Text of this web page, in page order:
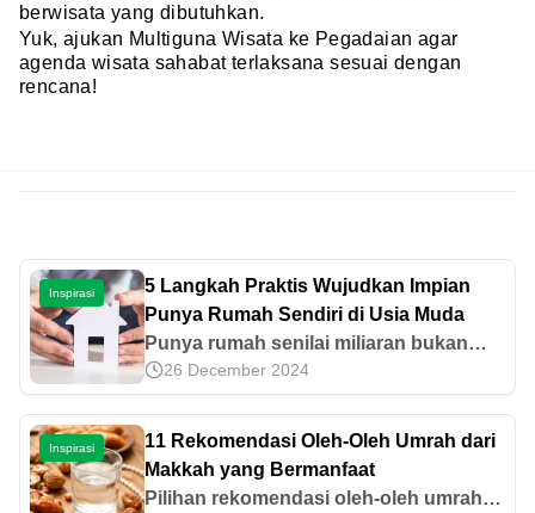
berwisata yang dibutuhkan.
Yuk, ajukan Multiguna Wisata ke Pegadaian agar
agenda wisata sahabat terlaksana sesuai dengan
rencana!
Inspirasi
5 Langkah Praktis Wujudkan Impian
Punya Rumah Sendiri di Usia Muda
Punya rumah senilai miliaran bukan
hanya angan. Coba trik berikut supaya
jadi kenyataan.
26 December 2024
Inspirasi
11 Rekomendasi Oleh-Oleh Umrah dari
Makkah yang Bermanfaat
Pilihan rekomendasi oleh-oleh umrah